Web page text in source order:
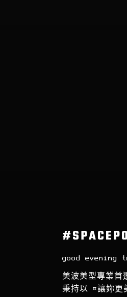
good evening
美波美型專業首
秉持以 #讓妳更